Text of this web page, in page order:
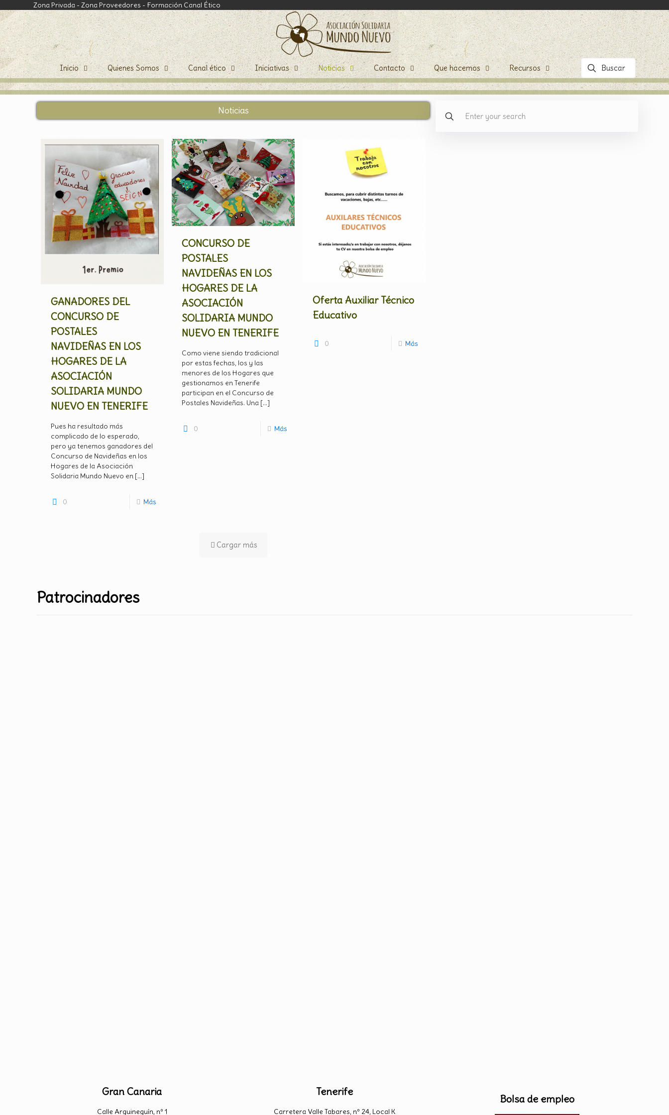
Zona Privada - Zona Proveedores - Formación Canal Ético
Inicio Quienes Somos Canal ético Iniciativas Noticias Contacto Que hacemos Recursos
Noticias
GANADORES DEL
CONCURSO DE
POSTALES
NAVIDEÑAS EN LOS
HOGARES DE LA
ASOCIACIÓN
SOLIDARIA MUNDO
NUEVO EN TENERIFE
Pues ha resultado más
complicado de lo esperado,
pero ya tenemos ganadores del
Concurso de Navideñas en los
Hogares de la Asociación
Solidaria Mundo Nuevo en[…]
0 Más
CONCURSO DE
POSTALES
NAVIDEÑAS EN LOS
HOGARES DE LA
ASOCIACIÓN
SOLIDARIA MUNDO
NUEVO EN TENERIFE
Como viene siendo tradicional
por estas fechas, los y las
menores de los Hogares que
gestionamos en Tenerife
participan en el Concurso de
Postales Navideñas. Una[…]
0 Más
Oferta Auxiliar Técnico
Educativo
0 Más
Cargar más
Patrocinadores
Gran Canaria
Calle Arguineguín, nº 1
Tenerife
Carretera Valle Tabares, nº 24, Local K
Bolsa de empleo